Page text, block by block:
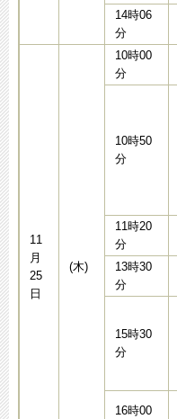
14時06
分
11
月
25
日
(木)
10時00
分
10時50
分
11時20
分
13時30
分
15時30
分
16時00